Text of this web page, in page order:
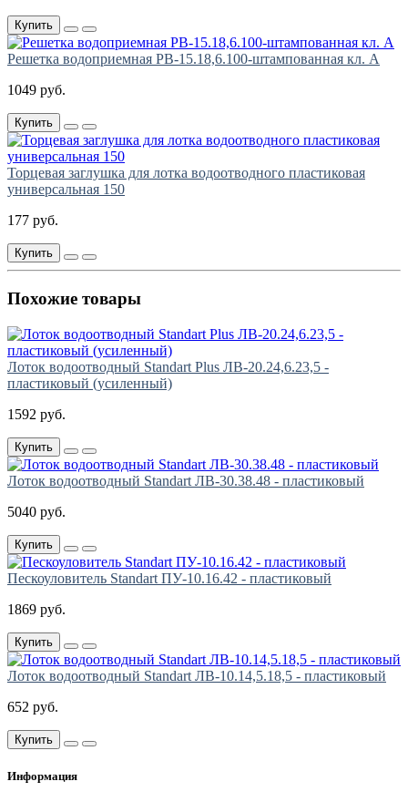
Купить
Решетка водоприемная РВ-15.18,6.100-штампованная кл. А
1049 руб.
Купить
Торцевая заглушка для лотка водоотводного пластиковая
универсальная 150
177 руб.
Купить
Похожие товары
Лоток водоотводный Standart Plus ЛВ-20.24,6.23,5 -
пластиковый (усиленный)
1592 руб.
Купить
Лоток водоотводный Standart ЛВ-30.38.48 - пластиковый
5040 руб.
Купить
Пескоуловитель Standart ПУ-10.16.42 - пластиковый
1869 руб.
Купить
Лоток водоотводный Standart ЛВ-10.14,5.18,5 - пластиковый
652 руб.
Купить
Информация